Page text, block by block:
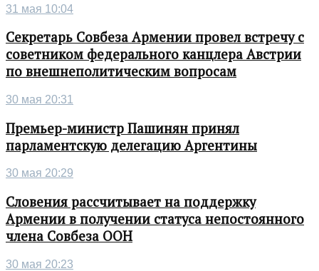
31 мая 10:04
Секретарь Совбеза Армении провел встречу с
советником федерального канцлера Австрии
по внешнеполитическим вопросам
30 мая 20:31
Премьер-министр Пашинян принял
парламентскую делегацию Аргентины
30 мая 20:29
Словения рассчитывает на поддержку
Армении в получении статуса непостоянного
члена Совбеза ООН
30 мая 20:23